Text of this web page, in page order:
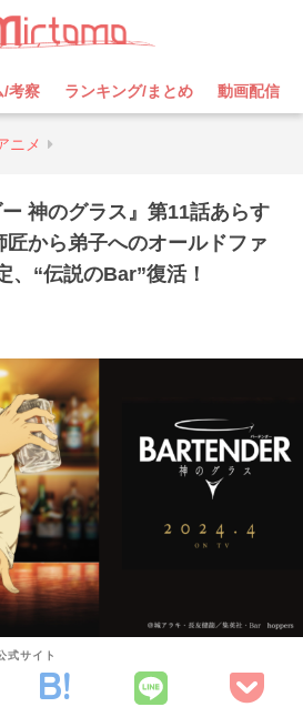
/考察 ランキング/まとめ 動画配信
ニメ
神のグラス』第11話あらす
匠から弟子へのオールドファ
“伝説のBar”復活！
式サイト